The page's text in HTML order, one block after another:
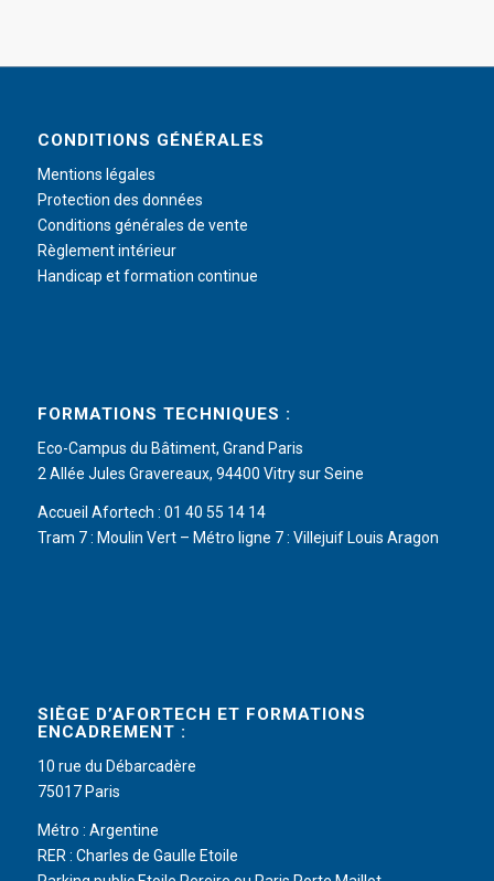
CONDITIONS GÉNÉRALES
Mentions légales
Protection des données
Conditions générales de vente
Règlement intérieur
Handicap et formation continue
FORMATIONS TECHNIQUES :
Eco-Campus du Bâtiment, Grand Paris
2 Allée Jules Gravereaux, 94400 Vitry sur Seine
Accueil Afortech : 01 40 55 14 14
Tram 7 : Moulin Vert – Métro ligne 7 : Villejuif Louis Aragon
SIÈGE D’AFORTECH ET FORMATIONS
ENCADREMENT :
10 rue du Débarcadère
75017 Paris
Métro : Argentine
RER : Charles de Gaulle Etoile